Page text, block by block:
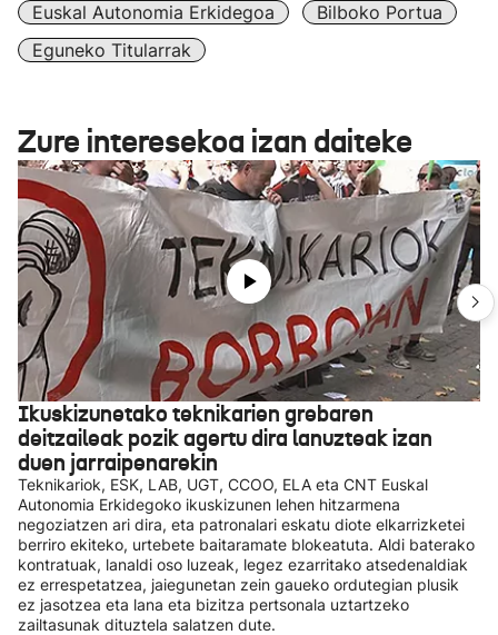
Euskal Autonomia Erkidegoa
Bilboko Portua
Eguneko Titularrak
Zure interesekoa izan daiteke
Ikuskizunetako teknikarien grebaren
deitzaileak pozik agertu dira lanuzteak izan
duen jarraipenarekin
Teknikariok, ESK, LAB, UGT, CCOO, ELA eta CNT Euskal
Autonomia Erkidegoko ikuskizunen lehen hitzarmena
negoziatzen ari dira, eta patronalari eskatu diote elkarrizketei
berriro ekiteko, urtebete baitaramate blokeatuta. Aldi baterako
kontratuak, lanaldi oso luzeak, legez ezarritako atsedenaldiak
ez errespetatzea, jaiegunetan zein gaueko ordutegian plusik
ez jasotzea eta lana eta bizitza pertsonala uztartzeko
zailtasunak dituztela salatzen dute.